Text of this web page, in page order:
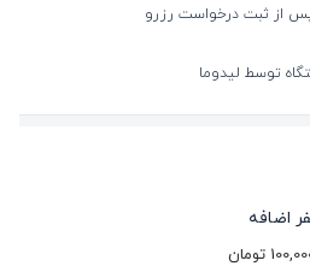
پس از ثبت درخواست رزرو
توسط لیدوما
اضافه
تومان